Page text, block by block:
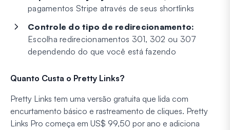
pagamentos Stripe através de seus shortlinks
Controle do tipo de redirecionamento:
Escolha redirecionamentos 301, 302 ou 307
dependendo do que você está fazendo
Quanto Custa o Pretty Links?
Pretty Links tem uma versão gratuita que lida com
encurtamento básico e rastreamento de cliques. Pretty
Links Pro começa em US$ 99,50 por ano e adiciona